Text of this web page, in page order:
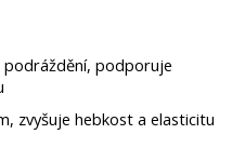
podráždění, podporuje
zvyšuje hebkost a elasticitu